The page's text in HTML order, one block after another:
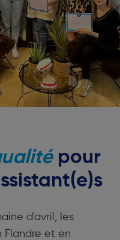
pour
d'avril, les
Flandre et en